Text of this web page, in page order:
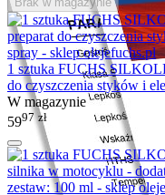
1 sztuka FUCHS
do czyszczenia styków i
W magazynie
5997 zł